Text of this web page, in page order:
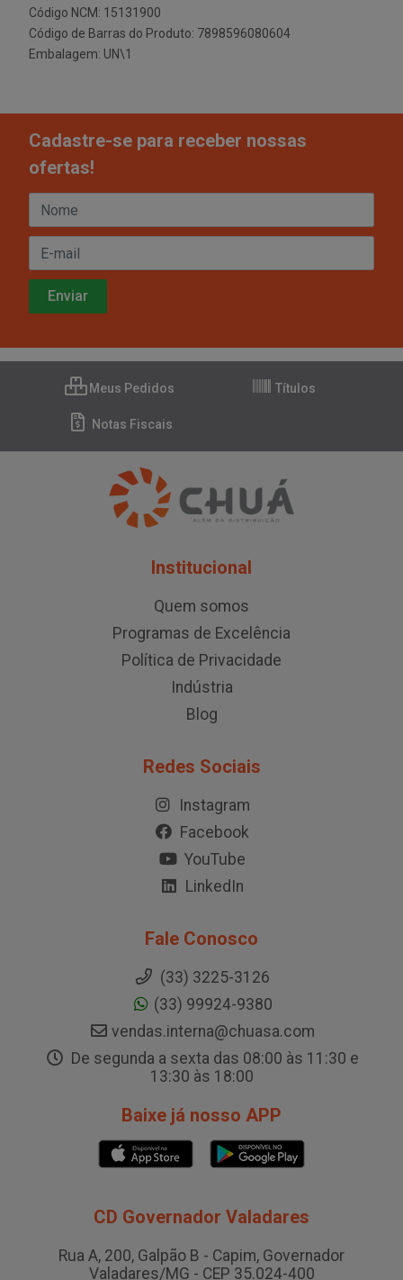
Código NCM: 15131900
Código de Barras do Produto: 7898596080604
Embalagem: UN\1
Cadastre-se para receber nossas
ofertas!
Meus Pedidos Títulos
Notas Fiscais
Institucional
Quem somos
Programas de Excelência
Política de Privacidade
Indústria
Blog
Redes Sociais
Instagram
Facebook
YouTube
LinkedIn
Fale Conosco
(33) 3225-3126
(33) 99924-9380
vendas.interna@chuasa.com
De segunda a sexta das 08:00 às 11:30 e
13:30 às 18:00
Baixe já nosso APP
CD Governador Valadares
Rua A, 200, Galpão B - Capim, Governador
Valadares/MG - CEP 35.024-400